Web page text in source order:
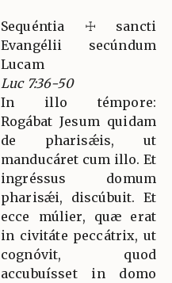
Sequéntia ☩ sancti
Evangélii secúndum
Lucam
Luc 7:36-50
In illo témpore:
Rogábat Jesum quidam
de pharisǽis, ut
manducáret cum illo. Et
ingréssus domum
pharisǽi, discúbuit. Et
ecce múlier, quæ erat
in civitáte peccátrix, ut
cognóvit, quod
accubuísset in domo